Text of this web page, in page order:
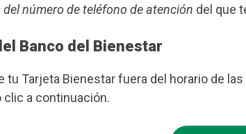
número de teléfono de atención del que
Banco del Bienestar
Tarjeta Bienestar fuera del horario de
a continuación.